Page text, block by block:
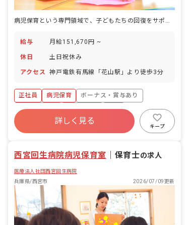
給与 月給151,670円 ~
休日 土日祝休み
アクセス 神戸電鉄有馬線「花山駅」より徒歩3分
正社員 病児保育
ボーナス・賞与あり
社会保険完備
土日祝休み
有給
残業少なめ
昇給昇進あり
詳しく見る
キープ
西宮回生病院病児保育室 保育士の求人
医療法人社団西宮回生病院
兵庫県/西宮市
2026/07/09更新